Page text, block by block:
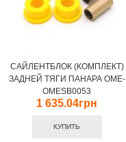
САЙЛЕНТБЛОК (КОМПЛЕКТ)
ЗАДНЕЙ ТЯГИ ПАНАРА OME-
OMESB0053
1 635.04грн